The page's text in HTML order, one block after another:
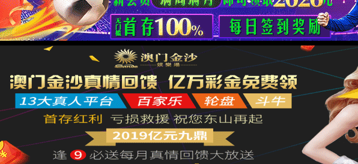
解决办法：
先关闭让防火墙通过WWW服务。
原因4：站点根目录无默认访问文件
解决办法：
在根目录中创建index.html或者创建index.php。
原因5：站点配置目录不正确
解决办法：